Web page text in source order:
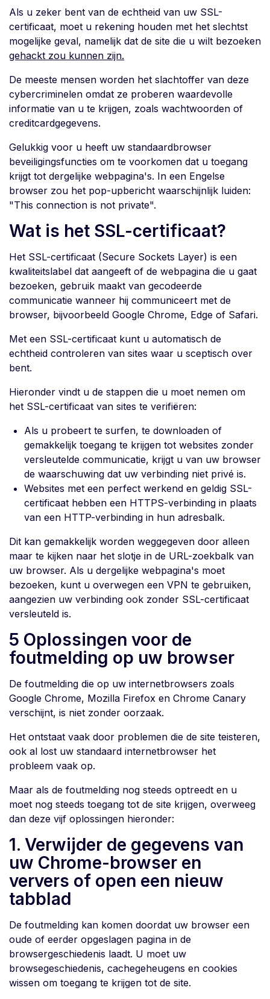
Als u zeker bent van de echtheid van uw SSL-
certificaat, moet u rekening houden met het slechtst
mogelijke geval, namelijk dat de site die u wilt bezoeken
gehackt zou kunnen zijn.
De meeste mensen worden het slachtoffer van deze
cybercriminelen omdat ze proberen waardevolle
informatie van u te krijgen, zoals wachtwoorden of
creditcardgegevens.
Gelukkig voor u heeft uw standaardbrowser
beveiligingsfuncties om te voorkomen dat u toegang
krijgt tot dergelijke webpagina's. In een Engelse
browser zou het pop-upbericht waarschijnlijk luiden:
"This connection is not private".
Wat is het SSL-certificaat?
Het SSL-certificaat (Secure Sockets Layer) is een
kwaliteitslabel dat aangeeft of de webpagina die u gaat
bezoeken, gebruik maakt van gecodeerde
communicatie wanneer hij communiceert met de
browser, bijvoorbeeld Google Chrome, Edge of Safari.
Met een SSL-certificaat kunt u automatisch de
echtheid controleren van sites waar u sceptisch over
bent.
Hieronder vindt u de stappen die u moet nemen om
het SSL-certificaat van sites te verifiëren:
Als u probeert te surfen, te downloaden of
gemakkelijk toegang te krijgen tot websites zonder
versleutelde communicatie, krijgt u van uw browser
de waarschuwing dat uw verbinding niet privé is.
Websites met een perfect werkend en geldig SSL-
certificaat hebben een HTTPS-verbinding in plaats
van een HTTP-verbinding in hun adresbalk.
Dit kan gemakkelijk worden weggegeven door alleen
maar te kijken naar het slotje in de URL-zoekbalk van
uw browser. Als u dergelijke webpagina's moet
bezoeken, kunt u overwegen een VPN te gebruiken,
aangezien uw verbinding ook zonder SSL-certificaat
versleuteld is.
5 Oplossingen voor de
foutmelding op uw browser
De foutmelding die op uw internetbrowsers zoals
Google Chrome, Mozilla Firefox en Chrome Canary
verschijnt, is niet zonder oorzaak.
Het ontstaat vaak door problemen die de site teisteren,
ook al lost uw standaard internetbrowser het
probleem vaak op.
Maar als de foutmelding nog steeds optreedt en u
moet nog steeds toegang tot de site krijgen, overweeg
dan deze vijf oplossingen hieronder:
1. Verwijder de gegevens van
uw Chrome-browser en
ververs of open een nieuw
tabblad
De foutmelding kan komen doordat uw browser een
oude of eerder opgeslagen pagina in de
browsergeschiedenis laadt. U moet uw
browsegeschiedenis, cachegeheugens en cookies
wissen om toegang te krijgen tot de site.